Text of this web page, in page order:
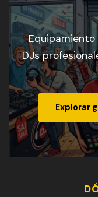
DJs
Explorar